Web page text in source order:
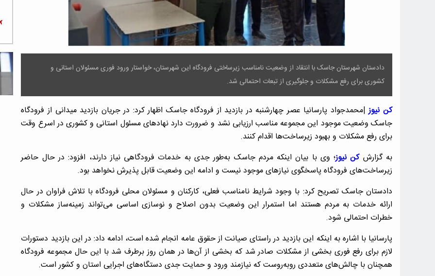
دادستان شهرستان جاسک با انتقاد از وضعیت نامناسب زیرساختی فرودگاه این شهرستان، خواستار ورود فوری مسئولان استانی و
کشوری برای رفع مشکلات و جلوگیری از تبعات احتمالی شد.
کن نیوز|محمدجواد پارسانیا عصر چهارشنبه در بازدید از فرودگاه جاسک اظهار کرد: در جریان بازدید میدانی از فرودگاه
جاسک وضعیت موجود این مجموعه مناسب ارزیابی نشد و ضرورت دارد نهادهای مسئول استانی و کشوری در اسرع وقت
برای رفع مشکلات و بهبود زیرساخت‌ها اقدام کنند.
به گزارشکن نیوز؛ وی با بیان اینکه مردم جاسک به‌طور جدی به خدمات فرودگاهی نیاز دارند، افزود: در حال حاضر
زیرساخت‌های فرودگاه پاسخگوی نیازهای موجود نیست و ادامه این وضعیت قابل پذیرش نخواهد بود.
دادستان جاسک تصریح کرد: با وجود شرایط نامناسب فعلی، کارکنان و مسئولان محلی فرودگاه با تلاش فراوان در حال
ارائه خدمات به مردم هستند اما استمرار این وضعیت بدون اصلاح و نوسازی اساسی می‌تواند زمینه‌ساز مشکلات و
خطرات احتمالی شود.
پارسانیا با اشاره به اینکه این بازدید در راستای صیانت از حقوق عامه انجام شده است، ادامه داد: در این بازدید دستورات
لازم برای رفع فوری بخشی از مشکلات صادر شد که بخشی از آن‌ها در همان روز برطرف شد با این حال مجموعه فرودگاه
همچنان با چالش‌های متعددی روبه‌روست که نیازمند ورود و حمایت جدی دستگاه‌های اجرایی استان و کشور است.